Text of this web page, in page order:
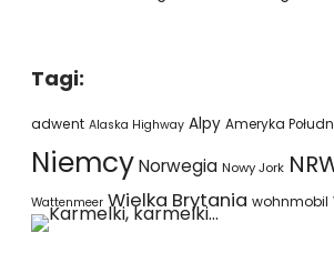
Tagi:
adwent Alaska Highway Alpy Ameryka
NiemcyNorwegia Nowy Jork
Wattenmeer Wielka Brytania wohnmobil